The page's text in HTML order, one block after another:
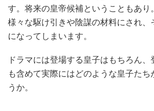
す。将来の皇帝候補ということもあり
様々な駆け引きや陰謀の材料にされ、
になってしまいます。
ドラマには登場する皇子はもちろん、
も含めて実際にはどのような皇子たち
うか。